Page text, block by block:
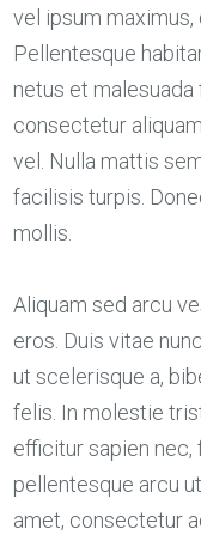
vel ipsum
Pellentesque
netus et
consectetur
vel. Nulla mattis
facilisis turpis.
mollis.
Aliquam sed arcu
eros. Duis vitae
ut scelerisque a,
felis. In molestie
efficitur sapien nec,
pellentesque arcu
amet, consectetur